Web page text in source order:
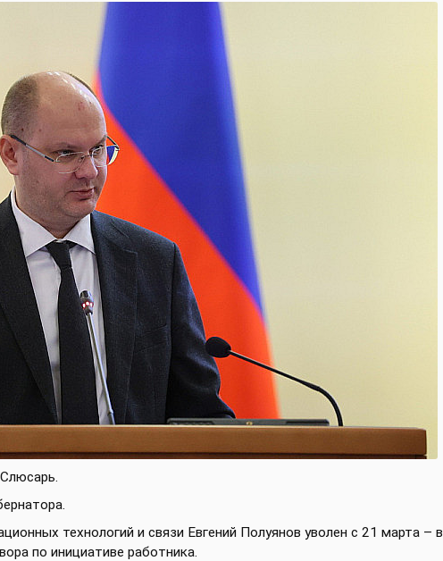
технологий и связи Евгений Полуянов уволен с 21 марта – в
по инициативе работника.